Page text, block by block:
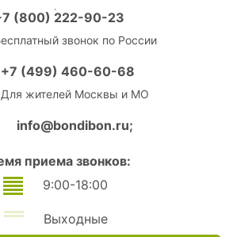
(800) 222-90-23
звонок по России
+7 (499) 460-60-68
Для жителей Москвы и МО
info@bondibon.ru;
приема звонков:
9:00-18:00
Выходные